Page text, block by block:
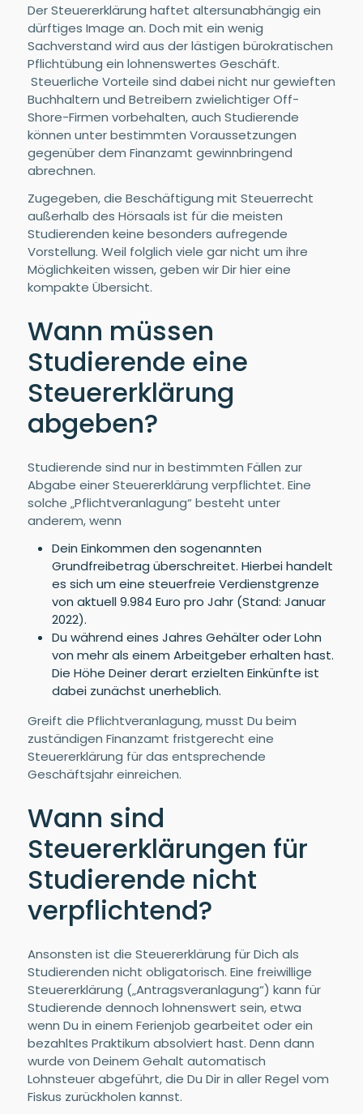
Der Steuererklärung haftet altersunabhängig ein
dürftiges Image an. Doch mit ein wenig
Sachverstand wird aus der lästigen bürokratischen
Pflichtübung ein lohnenswertes Geschäft.
Steuerliche Vorteile sind dabei nicht nur gewieften
Buchhaltern und Betreibern zwielichtiger Off-
Shore-Firmen vorbehalten, auch Studierende
können unter bestimmten Voraussetzungen
gegenüber dem Finanzamt gewinnbringend
abrechnen.
Zugegeben, die Beschäftigung mit Steuerrecht
außerhalb des Hörsaals ist für die meisten
Studierenden keine besonders aufregende
Vorstellung. Weil folglich viele gar nicht um ihre
Möglichkeiten wissen, geben wir Dir hier eine
kompakte Übersicht.
Wann müssen
Studierende eine
Steuererklärung
abgeben?
Studierende sind nur in bestimmten Fällen zur
Abgabe einer Steuererklärung verpflichtet. Eine
solche „Pflichtveranlagung“ besteht unter
anderem, wenn
Dein Einkommen den sogenannten
Grundfreibetrag überschreitet. Hierbei handelt
es sich um eine steuerfreie Verdienstgrenze
von aktuell 9.984 Euro pro Jahr (Stand: Januar
2022).
Du während eines Jahres Gehälter oder Lohn
von mehr als einem Arbeitgeber erhalten hast.
Die Höhe Deiner derart erzielten Einkünfte ist
dabei zunächst unerheblich.
Greift die Pflichtveranlagung, musst Du beim
zuständigen Finanzamt fristgerecht eine
Steuererklärung für das entsprechende
Geschäftsjahr einreichen.
Wann sind
Steuererklärungen für
Studierende nicht
verpflichtend?
Ansonsten ist die Steuererklärung für Dich als
Studierenden nicht obligatorisch. Eine freiwillige
Steuererklärung („Antragsveranlagung“) kann für
Studierende dennoch lohnenswert sein, etwa
wenn Du in einem Ferienjob gearbeitet oder ein
bezahltes Praktikum absolviert hast. Denn dann
wurde von Deinem Gehalt automatisch
Lohnsteuer abgeführt, die Du Dir in aller Regel vom
Fiskus zurückholen kannst.